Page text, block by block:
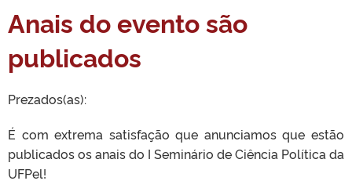
PORTARIAS
Anais do evento são
publicados
Prezados(as):
É com extrema satisfação que anunciamos que estão
publicados os anais do I Seminário de Ciência Política da
UFPel!